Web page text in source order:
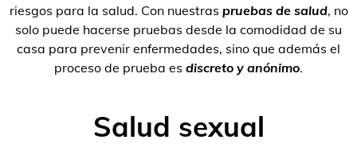
riesgos para la salud. Con nuestras pruebas de salud, no
solo puede hacerse pruebas desde la comodidad de su
casa para prevenir enfermedades, sino que además el
proceso de prueba es discreto y anónimo.
Salud sexual